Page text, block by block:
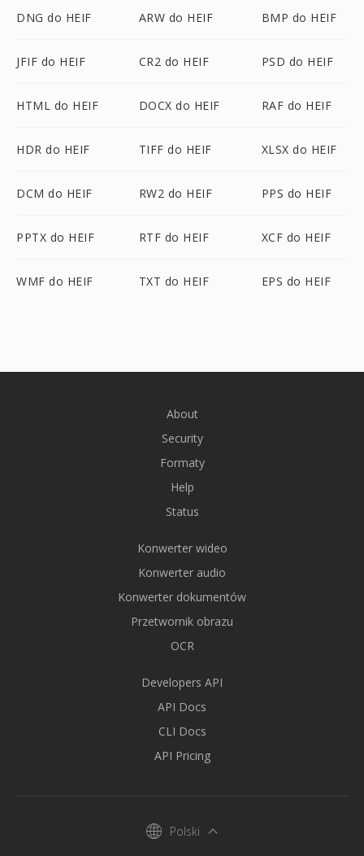
DNG do HEIF ARW do HEIF BMP do HEIF
JFIF do HEIF CR2 do HEIF PSD do HEIF
HTML do HEIF DOCX do HEIF RAF do HEIF
HDR do HEIF TIFF do HEIF XLSX do HEIF
DCM do HEIF RW2 do HEIF PPS do HEIF
PPTX do HEIF RTF do HEIF XCF do HEIF
WMF do HEIF TXT do HEIF EPS do HEIF
About
Security
Formaty
Help
Status
Konwerter wideo
Konwerter audio
Konwerter dokumentów
Przetwornik obrazu
OCR
Developers API
API Docs
CLI Docs
API Pricing
Polski